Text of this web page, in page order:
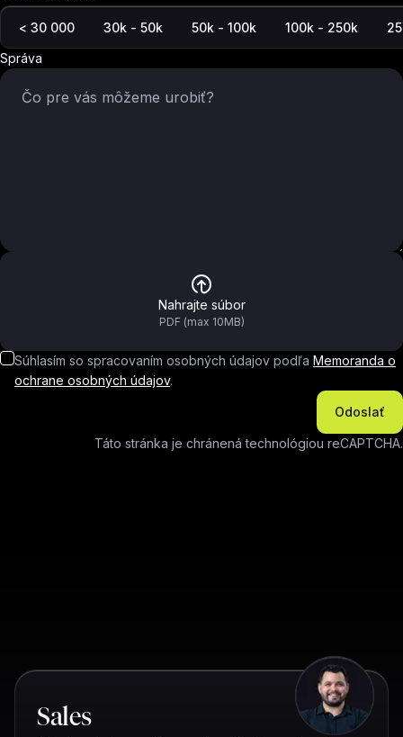
< 30 000 30k - 50k 50k - 100k 100k - 250k
Správa
Nahrajte súbor
PDF (max 10MB)
Súhlasím so spracovaním osobných údajov podľa Memoranda o
ochrane osobných údajov.
Odoslať
Táto stránka je chránená technológiou reCAPTCHA.
Rýchly kontakt
Sales